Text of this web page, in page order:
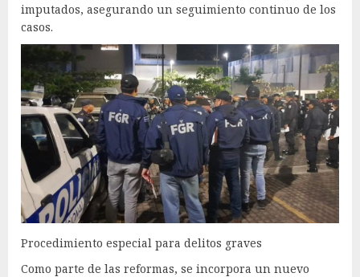
imputados, asegurando un seguimiento continuo de los
casos.
Procedimiento especial para delitos graves
Como parte de las reformas, se incorpora un nuevo